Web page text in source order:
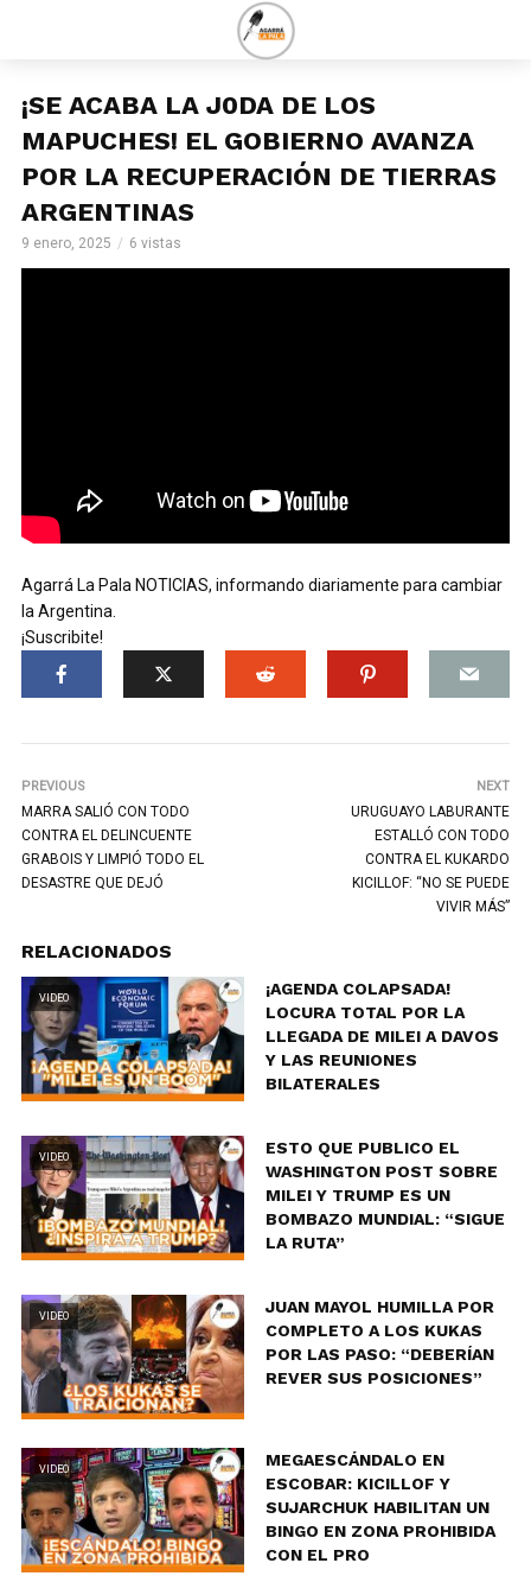
¡SE ACABA LA J0DA DE LOS
MAPUCHES! EL GOBIERNO AVANZA
POR LA RECUPERACIÓN DE TIERRAS
ARGENTINAS
9 enero, 2025 6 vistas
Agarrá La Pala NOTICIAS, informando diariamente para cambiar
la Argentina.
¡Suscribite!
PREVIOUS
MARRA SALIÓ CON TODO
CONTRA EL DELINCUENTE
GRABOIS Y LIMPIÓ TODO EL
DESASTRE QUE DEJÓ
NEXT
URUGUAYO LABURANTE
ESTALLÓ CON TODO
CONTRA EL KUKARDO
KICILLOF: “NO SE PUEDE
VIVIR MÁS”
RELACIONADOS
VIDEO
¡AGENDA COLAPSADA!
LOCURA TOTAL POR LA
LLEGADA DE MILEI A DAVOS
Y LAS REUNIONES
BILATERALES
VIDEO
ESTO QUE PUBLICO EL
WASHINGTON POST SOBRE
MILEI Y TRUMP ES UN
BOMBAZO MUNDIAL: “SIGUE
LA RUTA”
VIDEO
JUAN MAYOL HUMILLA POR
COMPLETO A LOS KUKAS
POR LAS PASO: “DEBERÍAN
REVER SUS POSICIONES”
VIDEO
MEGAESCÁNDALO EN
ESCOBAR: KICILLOF Y
SUJARCHUK HABILITAN UN
BINGO EN ZONA PROHIBIDA
CON EL PRO